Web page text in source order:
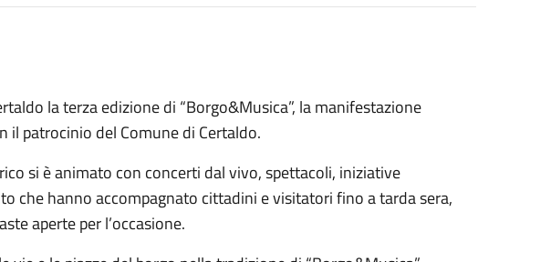
la terza edizione di “Borgo&Musica”, la manifestazione
il patrocinio del Comune di Certaldo.
si è animato con concerti dal vivo, spettacoli, iniziative
che hanno accompagnato cittadini e visitatori fino a tarda sera,
aperte per l’occasione.